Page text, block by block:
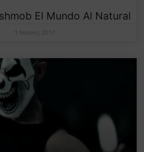
El Mundo Al Natural
1 febrero, 2017